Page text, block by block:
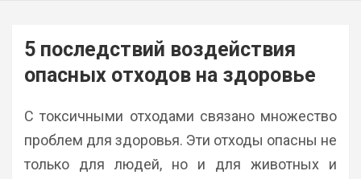
5 последствий воздействия
опасных отходов на здоровье
С токсичными отходами связано множество
проблем для здоровья. Эти отходы опасны не
только для людей, но и для животных и